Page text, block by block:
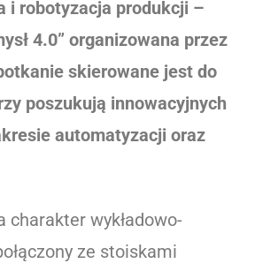
i robotyzacja produkcji –
4.0” organizowana przez
skierowane jest do
poszukują innowacyjnych
automatyzacji oraz
charakter wykładowo-
ze stoiskami